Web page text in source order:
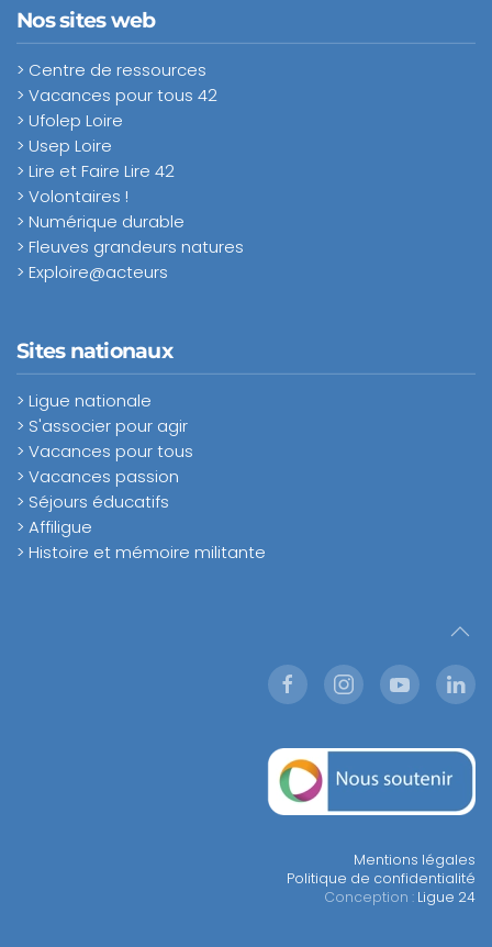
Nos sites web
> Centre de ressources
> Vacances pour tous 42
> Ufolep Loire
> Usep Loire
> Lire et Faire Lire 42
> Volontaires !
> Numérique durable
> Fleuves grandeurs natures
> Exploire@acteurs
Sites nationaux
> Ligue nationale
> S'associer pour agir
> Vacances pour tous
> Vacances passion
> Séjours éducatifs
> Affiligue
> Histoire et mémoire militante
Mentions légales
Politique de confidentialité
Conception : Ligue 24